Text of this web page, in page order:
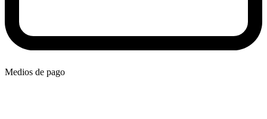
Medios de pago